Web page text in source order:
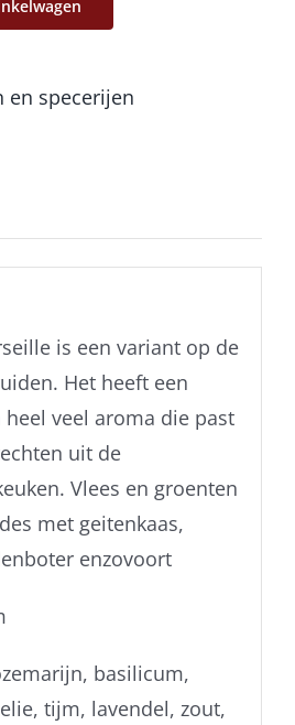
en specerijen
is een variant op de
Het heeft een
veel aroma die past
uit de
Vlees en groenten
met geitenkaas,
enzovoort
basilicum,
tijm, lavendel, zout,